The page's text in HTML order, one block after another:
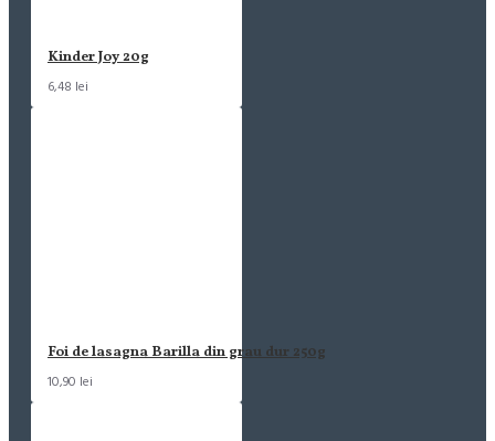
Kinder Joy 20g
6,48 lei
Foi de lasagna Barilla din grau dur 250g
10,90 lei